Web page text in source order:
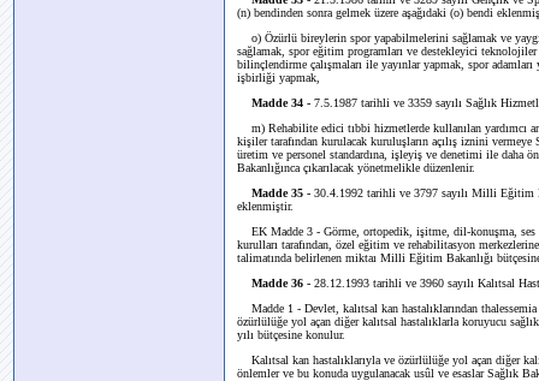
(n) bendinden sonra gelmek üzere aşağıdaki (o) bendi
o) Özürlü bireylerin spor yapabilmelerini sağlamak ve
sağlamak, spor eğitim programları ve destekleyici
bilinçlendirme çalışmaları ile yayınlar yapmak, spor
işbirliği yapmak,
Madde 34 - 7.5.1987 tarihli ve 3359 sayılı Sağlık
m) Rehabilite edici tıbbi hizmetlerde kullanılan yardımcı
kişiler tarafından kurulacak kuruluşların açılış iznini
üretim ve personel standardına, işleyiş ve denetimi ile daha
Bakanlığınca çıkarılacak yönetmelikle düzenlenir.
Madde 35 - 30.4.1992 tarihli ve 3797 sayılı Milli Eğitim
eklenmiştir.
EK Madde 3 - Görme, ortopedik, işitme, dil-konuşma,
kurulları tarafından, özel eğitim ve rehabilitasyon
talimatında belirlenen miktaı Milli Eğitim Bakanlığı
Madde 36 - 28.12.1993 tarihli ve 3960 sayılı Kalıtsal
Madde 1 - Devlet, kalıtsal kan hastalıklarından
özürlülüğe yol açan diğer kalıtsal hastalıklarla koruyucu
yılı bütçesine konulur.
Kalıtsal kan hastalıklarıyla ve özürlülüğe yol açan diğer
önlemler ve bu konuda uygulanacak usûl ve esaslar Sağlık